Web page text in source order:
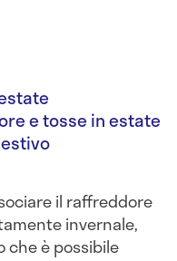
e tosse in estate
il raffreddore
invernale,
che è possibile